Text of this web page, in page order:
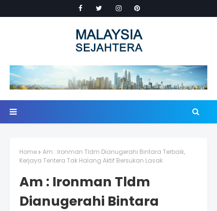
Home
Am : Ironman Tldm Dianugerahi Bintara Terbaik,
Kerjaya Tentera Tak Halang Aktif Bersukan Lasak
Am : Ironman Tldm
Dianugerahi Bintara